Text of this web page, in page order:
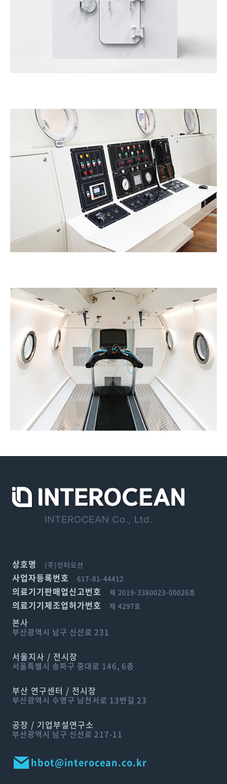
상호명 (주)인터오션
사업자등록번호 617-81-44412
의료기기판매업신고번호 제 2019-3380023-00026호
의료기기제조업허가번호 제 4297호
본사
부산광역시 남구 신선로 231
서울지사 / 전시장
서울특별시 송파구 중대로 146, 6층
부산 연구센터 / 전시장
부산광역시 수영구 남천서로 13번길 23
공장 / 기업부설연구소
부산광역시 남구 신선로 217-11
hbot@interocean.co.kr